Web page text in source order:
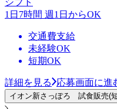
1日7時間 週1日からOK
交通費支給
未経験OK
短期OK
詳細を見る 応募画面に進
イオン新さっぽろ 試食販売(